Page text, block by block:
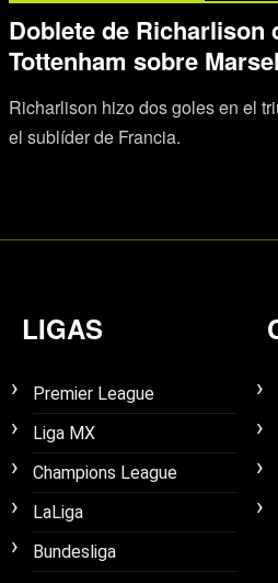
Doblete de Richarlison
Tottenham sobre
Richarlison hizo dos goles en el
el sublíder de Francia.
LIGAS
Premier League
Liga MX
Champions League
LaLiga
Bundesliga